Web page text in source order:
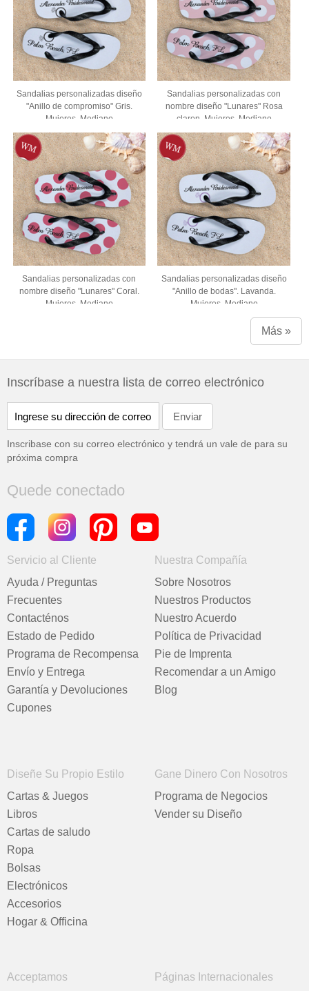
Sandalias personalizadas diseño
"Anillo de compromiso" Gris.
Mujeres. Mediano
Sandalias personalizadas con
nombre diseño "Lunares" Rosa
claron. Mujeres. Mediano
Sandalias personalizadas con
nombre diseño "Lunares" Coral.
Mujeres. Mediano
Sandalias personalizadas diseño
"Anillo de bodas". Lavanda.
Mujeres. Mediano
Más »
Inscríbase a nuestra lista de correo electrónico
Inscribase con su correo electrónico y tendrá un vale de para su
próxima compra
Quede conectado
Servicio al Cliente
Ayuda / Preguntas
Frecuentes
Contacténos
Estado de Pedido
Programa de Recompensa
Envío y Entrega
Garantía y Devoluciones
Cupones
Nuestra Compañía
Sobre Nosotros
Nuestros Productos
Nuestro Acuerdo
Política de Privacidad
Pie de Imprenta
Recomendar a un Amigo
Blog
Diseñe Su Propio Estilo
Cartas & Juegos
Libros
Cartas de saludo
Ropa
Bolsas
Electrónicos
Accesorios
Hogar & Officina
Gane Dinero Con Nosotros
Programa de Negocios
Vender su Diseño
Acceptamos Páginas Internacionales